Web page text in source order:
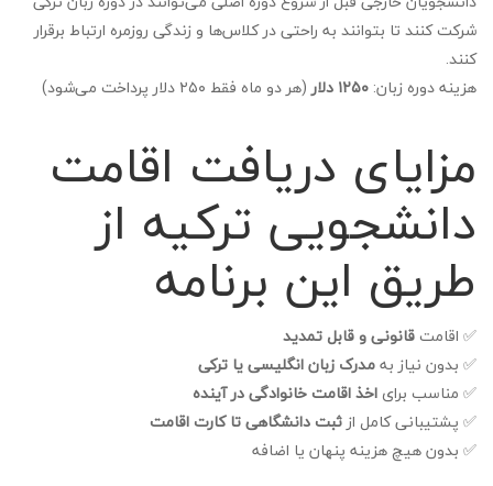
شرکت کنند تا بتوانند به راحتی در کلاس‌ها و زندگی روزمره ارتباط برقرار
کنند.
هزینه دوره زبان: ۱۲۵۰ دلار (هر دو ماه فقط ۲۵۰ دلار پرداخت می‌شود)
مزایای دریافت اقامت
دانشجویی ترکیه از
طریق این برنامه
✅ اقامت قانونی و قابل تمدید
✅ بدون نیاز بهمدرک زبان انگلیسی یا ترکی
✅ مناسب برای اخذ اقامت خانوادگی در آینده
✅ پشتیبانی کامل ازثبت دانشگاهی تا کارت اقامت
✅ بدون هیچ هزینه پنهان یا اضافه